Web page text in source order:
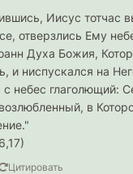
Иисус тотчас
отверзлись Ему
Духа Божия,
и ниспускался на
с небес глаголющий:
в
Цитировать